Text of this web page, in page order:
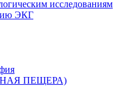
исследованиям
ЭКГ
ПЕЩЕРА)